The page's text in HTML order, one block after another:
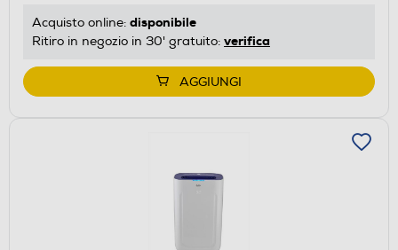
Acquisto online: disponibile
Ritiro in negozio in 30' gratuito: verifica
AGGIUNGI